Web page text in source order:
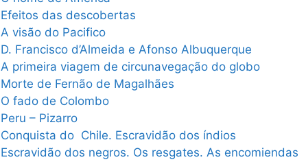
Efeitos das descobertas
A visão do Pacifico
D. Francisco d’Almeida e Afonso Albuquerque
A primeira viagem de circunavegação do globo
Morte de Fernão de Magalhães
O fado de Colombo
Peru – Pizarro
Conquista do Chile. Escravidão dos índios
Escravidão dos negros. Os resgates. As encomiendas